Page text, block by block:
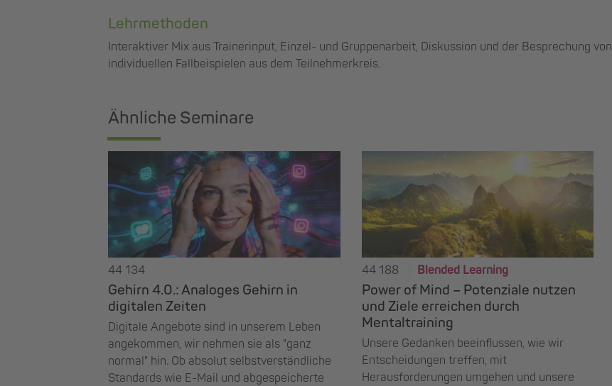
Lehrmethoden
Interaktiver Mix aus Trainerinput, Einzel- und Gruppenarbeit, Diskussion und der Besprechung von
individuellen Fallbeispielen aus dem Teilnehmerkreis.
Ähnliche Seminare
44 134
Gehirn 4.0.: Analoges Gehirn in
digitalen Zeiten
Digitale Angebote sind in unserem Leben
angekommen, wir nehmen sie als "ganz
normal" hin. Ob absolut selbstverständliche
Standards wie E-Mail und abgespeicherte
44 188 Blended Learning
Power of Mind – Potenziale nutzen
und Ziele erreichen durch
Mentaltraining
Unsere Gedanken beeinflussen, wie wir
Entscheidungen treffen, mit
Herausforderungen umgehen und unsere